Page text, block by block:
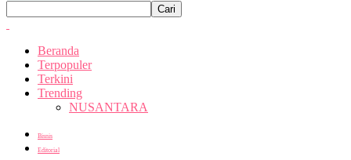
Beranda
Terpopuler
Terkini
Trending
NUSANTARA
Bisnis
Editorial